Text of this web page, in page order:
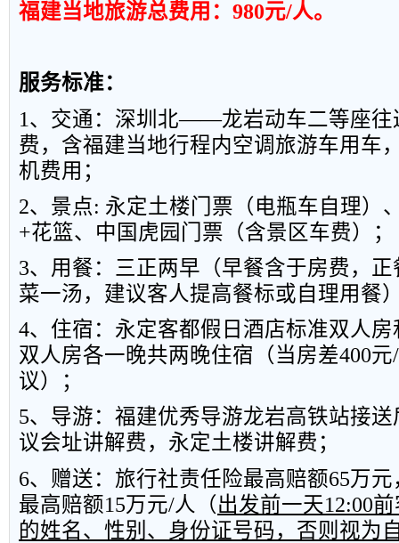
福建当地旅游总费用： 980元/人。
服务标准：
1、交通：深圳北——龙岩动车二等座
费，含福建当地行程内空调旅游车用车
机费用；
2、景点: 永定土楼门票（电瓶车自理）
+花篮、中国虎园门票（含景区车费）；
3、用餐：三正两早（早餐含于房费，正
菜一汤，建议客人提高餐标或自理用餐
4、住宿：永定客都假日酒店标准双人
双人房各一晚共两晚住宿（当房差400元/
议）；
5、导游：福建优秀导游龙岩高铁站接
议会址讲解费，永定土楼讲解费；
6、赠送：旅行社责任险最高赔额65万元
最高赔额15万元/人（出发前一天12:00
的姓名、性别、身份证号码，否则视为